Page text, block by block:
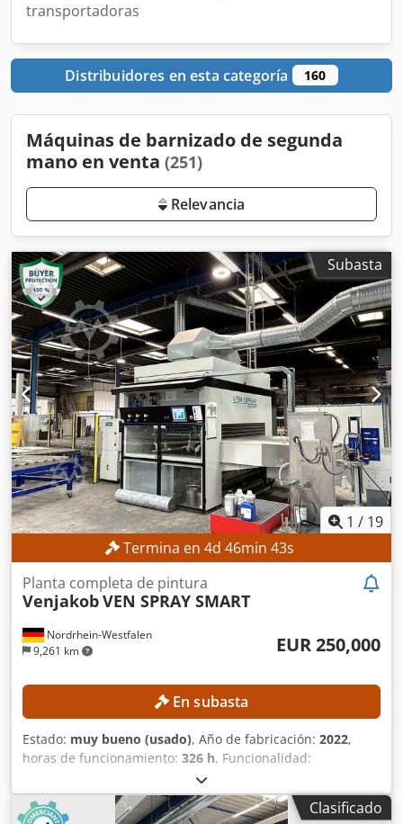
transportadoras
Distribuidores en esta categoría 160
Máquinas de barnizado de segunda
mano en venta (251)
Relevancia
Subasta
1 / 19
Termina en 4d 46min 41s
Nordrhein-Westfalen
9,261 km
Planta completa de pintura
VenjakobVEN SPRAY SMART
EUR 250,000
En subasta
Estado: muy bueno (usado), Año de fabricación: 2022,
horas de funcionamiento: 326 h, Funcionalidad:
, número de máquina/vehículo:
A20221005, longitud de avance eje X:5,500 mm, longitud
de avance eje Y:1,300 mm, longitud de avance eje Z:100
Clasificado